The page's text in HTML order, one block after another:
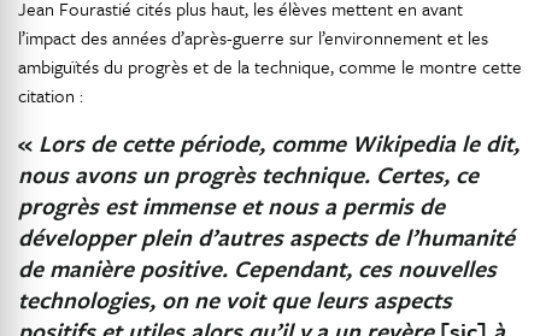
Jean Fourastié cités plus haut, les élèves mettent en avant
l’impact des années d’après-guerre sur l’environnement et les
ambiguïtés du progrès et de la technique, comme le montre cette
citation :
« Lors de cette période, comme Wikipedia le dit,
nous avons un progrès technique. Certes, ce
progrès est immense et nous a permis de
développer plein d’autres aspects de l’humanité
de manière positive. Cependant, ces nouvelles
technologies, on ne voit que leurs aspects